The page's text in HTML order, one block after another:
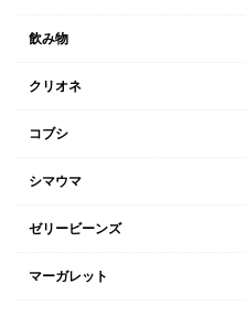
飲み物
クリオネ
コブシ
シマウマ
ゼリービーンズ
マーガレット